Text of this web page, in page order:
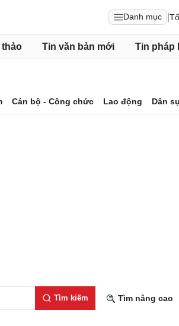
Danh mục
thảo Tin văn bản mới Tin pháp
Cán bộ - Công chức Lao động Dân
Tìm kiếm Tìm nâng cao